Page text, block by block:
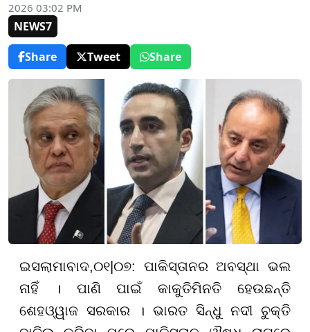
2026 03:02 PM
NEWS7
Share
Tweet Share
ଇସଲାମାବାଦ,୦୧|୦୭: ପାକିସ୍ତାନର ଅବସ୍ଥା ଭଲ
ନାହିଁ । ପାଣି ପାଇଁ କାକୁତିମିନତି ହେଉଛନ୍ତି
ଶେହଓ୍ୱାଜ ସରକାର । ଭାରତ ସିନ୍ଧୁ ନଦୀ ଚୁକ୍ତି